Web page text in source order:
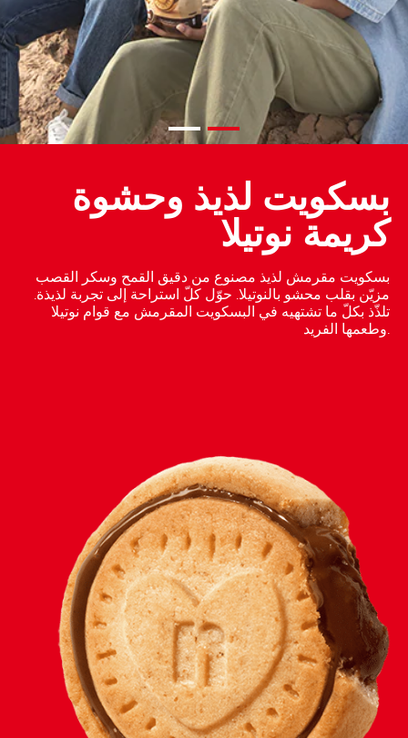
بسكويت لذيذ وحشوة
كريمة نوتيلا
بسكويت مقرمش لذيذ مصنوع من دقيق القمح وسكر القصب
مزيّن بقلب محشو بالنوتيلا. حوّل كلّ استراحة إلى تجربة لذيذة.
تلذّذ بكلّ ما تشتهيه في البسكويت المقرمش مع قوام نوتيلا
وطعمها الفريد.